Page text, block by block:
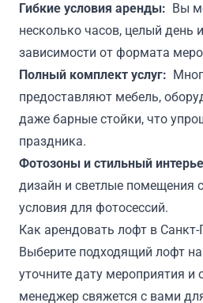
Гибкие условия аренды: Вы
несколько часов, целый день
зависимости от формата
Полный комплект услуг:
предоставляют мебель,
даже барные стойки, что
праздника.
Фотозоны и стильный
дизайн и светлые помещения
условия для фотосессий.
Как арендовать лофт в Санкт-
Выберите подходящий лофт
уточните дату мероприятия и
менеджер свяжется с вами